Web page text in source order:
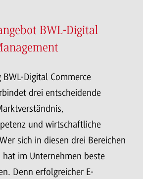
BWL-Digital
BWL-Digital Commerce
drei entscheidende
und wirtschaftliche
sich in diesen drei Bereichen
hat im Unternehmen beste
Denn erfolgreicher E-